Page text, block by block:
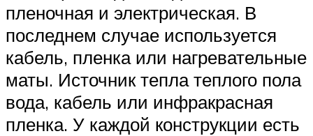
пленочная и электрическая. В
последнем случае используется
кабель, пленка или нагревательные
маты. Источник тепла теплого пола
вода, кабель или инфракрасная
пленка. У каждой конструкции есть